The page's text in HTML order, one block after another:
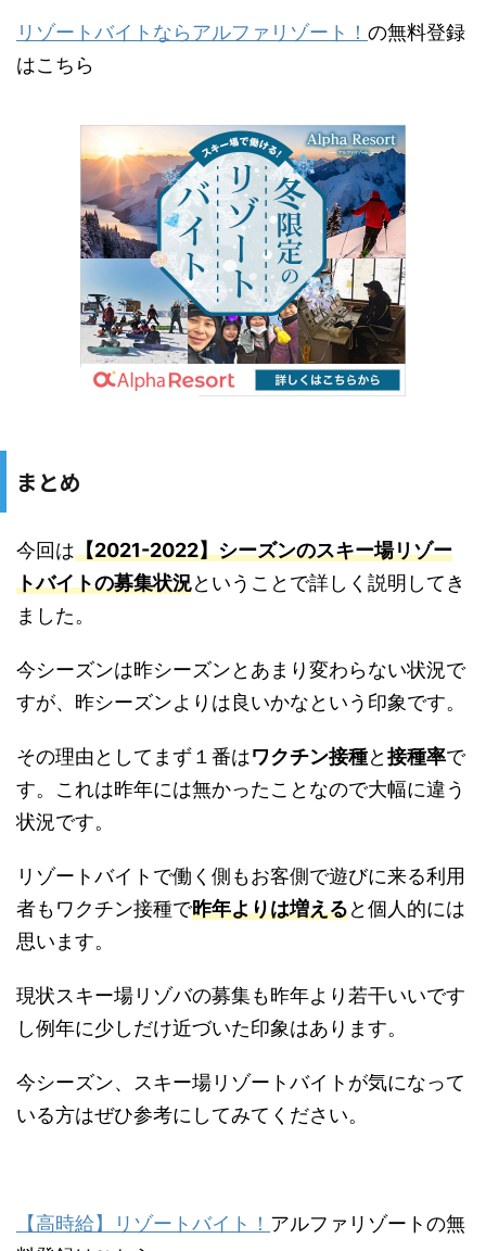
リゾートバイトならアルファリゾート！ の無料登録
はこちら
まとめ
今回は【2021-2022】シーズンのスキー場リゾー
トバイトの募集状況ということで詳しく説明してき
ました。
今シーズンは昨シーズンとあまり変わらない状況で
すが、昨シーズンよりは良いかなという印象です。
その理由としてまず１番はワクチン接種と接種率で
す。これは昨年には無かったことなので大幅に違う
状況です。
リゾートバイトで働く側もお客側で遊びに来る利用
者もワクチン接種で昨年よりは増えると個人的には
思います。
現状スキー場リゾバの募集も昨年より若干いいです
し例年に少しだけ近づいた印象はあります。
今シーズン、スキー場リゾートバイトが気になって
いる方はぜひ参考にしてみてください。
【高時給】リゾートバイト！ アルファリゾートの無